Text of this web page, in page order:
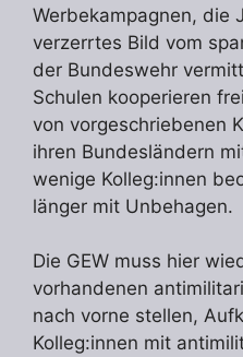
Werbekampagnen, die
verzerrtes Bild vom
der Bundeswehr
Schulen kooperieren
von vorgeschriebenen
ihren Bundesländern
wenige Kolleg:innen
länger mit Unbehagen.
Die GEW muss hier
vorhandenen
nach vorne stellen,
Kolleg:innen mit